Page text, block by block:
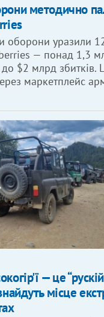
методично
оборони уразили
— понад 1,3
$2 млрд збитків.
маркетплейс
— це “рускій
місце